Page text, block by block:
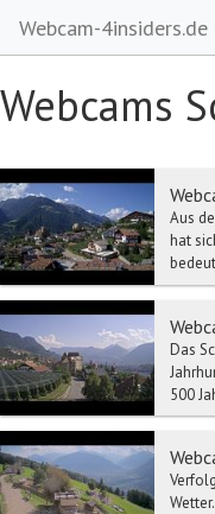
Webcam-4insiders.de
Webcams
Aus
hat
Die
Das
500
Wetter.